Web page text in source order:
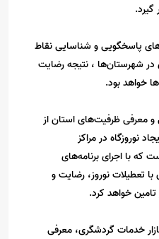
گیرد.
پاسخگویی و شناسایی نقاط
شهرستان‌ها ، نتیجه رضایت
خواهد بود.
و معرفی ظرفیت‌های استان از
نوروزگاه در مراکز
با اجرای برنامه‌های
تعطیلات نوروز، رضایت و
خواهد کرد.
خدمات گردشگری، معرفی